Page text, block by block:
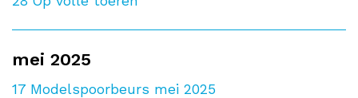
mei 2025
17 Modelspoorbeurs mei 2025